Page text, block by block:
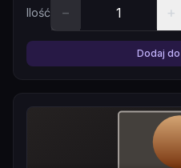
Ilość − +
Dodaj